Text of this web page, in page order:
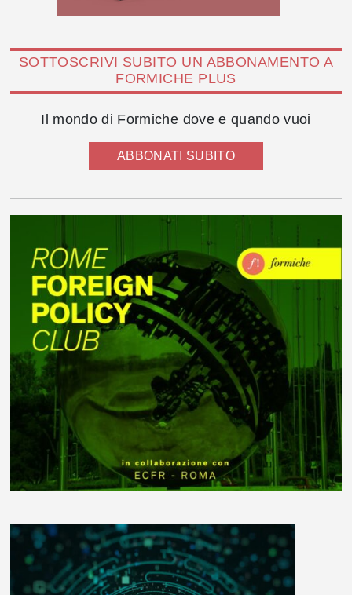
SOTTOSCRIVI SUBITO UN ABBONAMENTO A
FORMICHE PLUS
Il mondo di Formiche dove e quando vuoi
ABBONATI SUBITO